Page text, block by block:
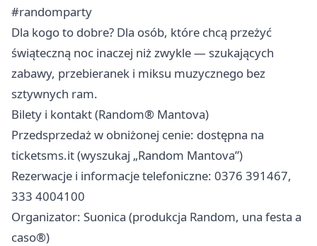
#randomparty
Dla kogo to dobre? Dla osób, które chcą przeżyć
świąteczną noc inaczej niż zwykle — szukających
zabawy, przebieranek i miksu muzycznego bez
sztywnych ram.
Bilety i kontakt (Random® Mantova)
Przedsprzedaż w obniżonej cenie: dostępna na
ticketsms.it (wyszukaj „Random Mantova”)
Rezerwacje i informacje telefoniczne: 0376 391467,
333 4004100
Organizator: Suonica (produkcja Random, una festa a
caso®)